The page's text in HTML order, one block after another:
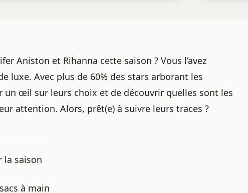
Aniston et Rihanna cette saison ? Vous l’avez
luxe. Avec plus de 60% des stars arborant les
un œil sur leurs choix et de découvrir quelles sont les
attention. Alors, prêt(e) à suivre leurs traces ?
la saison
à main